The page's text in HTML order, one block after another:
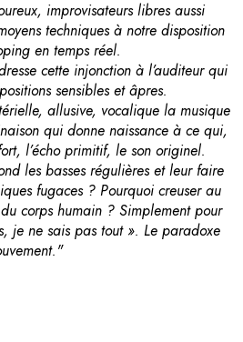
improvisateurs libres aussi
techniques à notre disposition
en temps réel.
cette injonction à l’auditeur qui
sensibles et âpres.
allusive, vocalique la musique
qui donne naissance à ce qui,
l’écho primitif, le son originel.
les basses régulières et leur faire
fugaces ? Pourquoi creuser au
corps humain ? Simplement pour
je ne sais pas tout ». Le paradoxe